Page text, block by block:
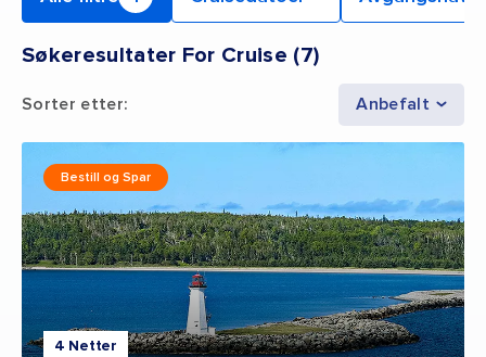
Søkeresultater For Cruise (7)
Sorter etter: Anbefalt
4 Netter
Bestill og Spar